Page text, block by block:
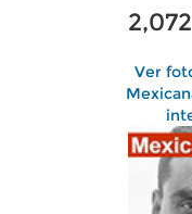
2,072
Ver